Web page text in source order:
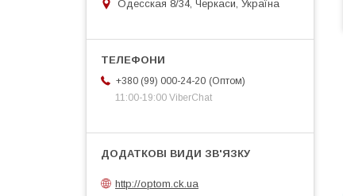
Одесская 8/34, Черкаси, Україна
+380 (99) 000-24-20
Оптом
11:00-19:00 ViberChat
http://optom.ck.ua